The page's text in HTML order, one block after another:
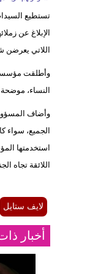
تستطيع
الإبلاغ عن
اللاتي يعرضن
وأطلقت مؤسسة
النساء،
وأضاف
الجميع، سواء
استخدمتها
اللائقة تجاه
لايف ستايل
أخبار